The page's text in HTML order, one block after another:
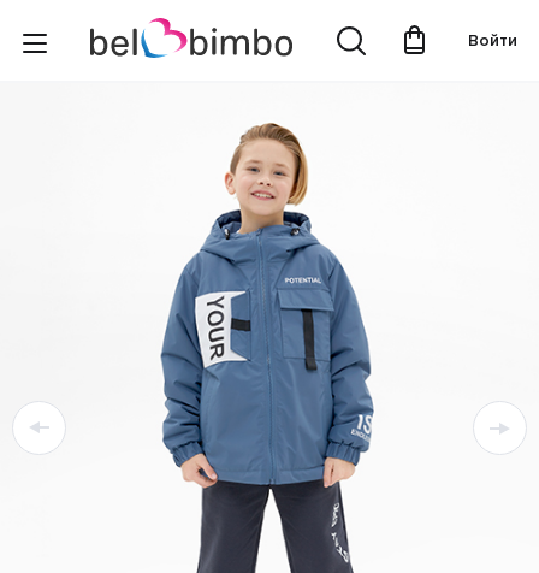
Войти